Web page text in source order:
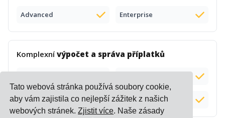
Tato webová stránka používá soubory cookie,
aby vám zajistila co nejlepší zážitek z našich
webových stránek.Zjistit více. Naše zásady
Advanced Enterprise
Komplexnívýpočet a správa příplatků
Advanced Enterprise